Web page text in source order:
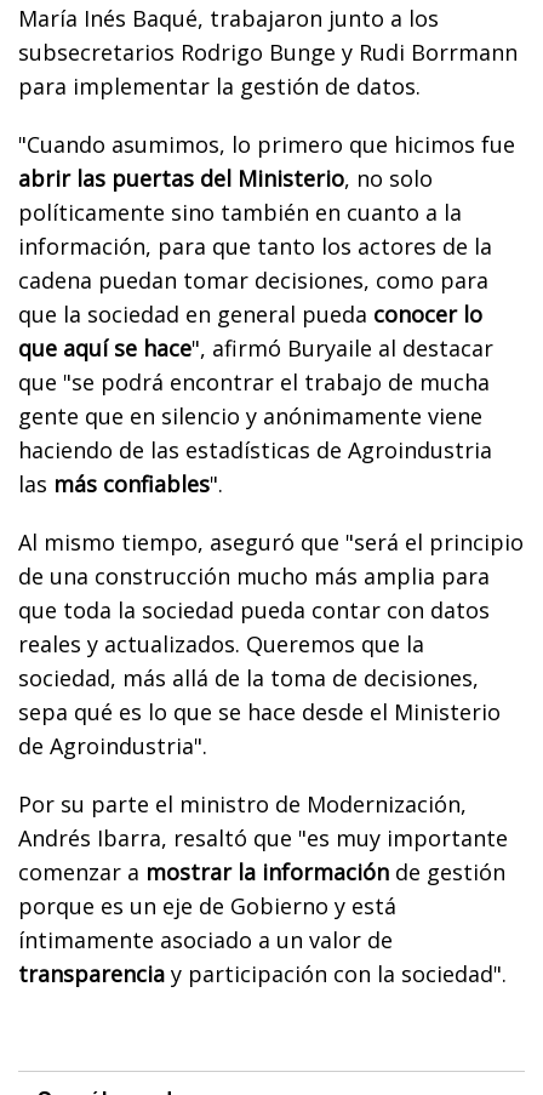
María Inés Baqué, trabajaron junto a los
subsecretarios Rodrigo Bunge y Rudi Borrmann
para implementar la gestión de datos.
"Cuando asumimos, lo primero que hicimos fue
abrir las puertas del Ministerio, no solo
políticamente sino también en cuanto a la
información, para que tanto los actores de la
cadena puedan tomar decisiones, como para
que la sociedad en general pueda conocer lo
que aquí se hace", afirmó Buryaile al destacar
que "se podrá encontrar el trabajo de mucha
gente que en silencio y anónimamente viene
haciendo de las estadísticas de Agroindustria
las más confiables".
Al mismo tiempo, aseguró que "será el principio
de una construcción mucho más amplia para
que toda la sociedad pueda contar con datos
reales y actualizados. Queremos que la
sociedad, más allá de la toma de decisiones,
sepa qué es lo que se hace desde el Ministerio
de Agroindustria".
Por su parte el ministro de Modernización,
Andrés Ibarra, resaltó que "es muy importante
comenzar a mostrar la información de gestión
porque es un eje de Gobierno y está
íntimamente asociado a un valor de
transparencia y participación con la sociedad".